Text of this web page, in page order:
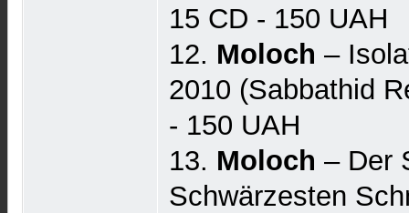
15 CD - 150 UAH
12. Moloch ‎–
2010 (Sabbathid
- 150 UAH
13. Moloch – Der
Schwärzesten